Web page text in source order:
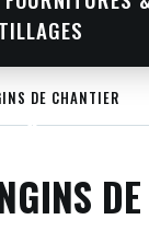
DE CHANTIER